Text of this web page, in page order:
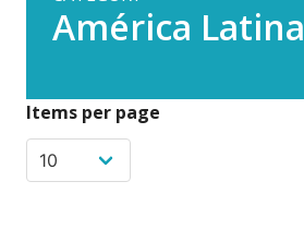
América Latina
Items per page